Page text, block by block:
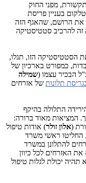
מפני החוק
בעניין פריסת
את הרושם, שהאגף הזה
זה להרכיב סטטיסטיקה
הסטטיסטיקה הזו, תגלו,
כמפורט בארכיון של
הבכיר עצמו (שמילה
תלונות של אזרחים
התלולה בהיקף
המציאות מאוד ברורה:
(אלון זולר) אודות טיפול
החליטו ראשי משרד
להתלונן במשרד
האזרחים לכל כיוון
יכולת לגלות טיפול